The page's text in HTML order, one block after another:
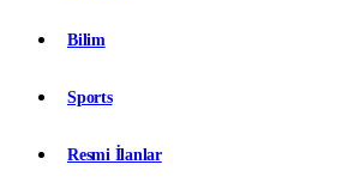
Bilim
Sports
Resmi İlanlar